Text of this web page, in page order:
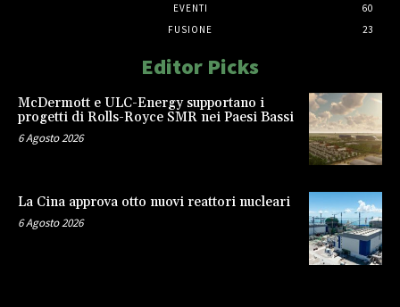
EVENTI
60
FUSIONE
23
Editor Picks
McDermott e ULC-Energy supportano i
progetti di Rolls-Royce SMR nei Paesi Bassi
6 Agosto 2026
La Cina approva otto nuovi reattori nucleari
6 Agosto 2026